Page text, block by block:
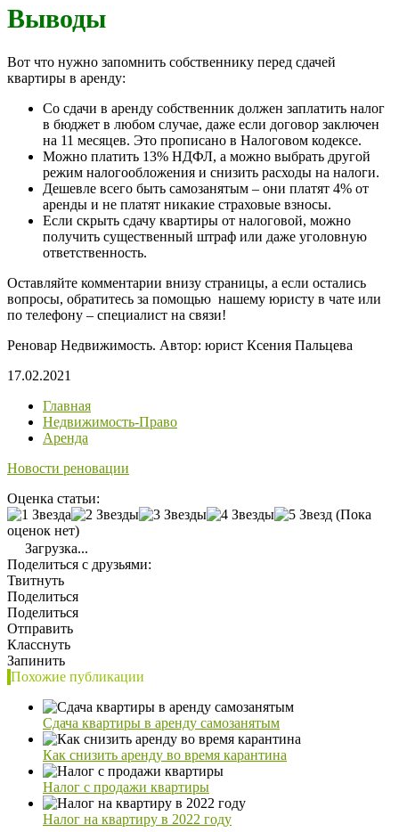
Выводы
Вот что нужно запомнить собственнику перед сдачей
квартиры в аренду:
Со сдачи в аренду собственник должен заплатить налог
в бюджет в любом случае, даже если договор заключен
на 11 месяцев. Это прописано в Налоговом кодексе.
Можно платить 13% НДФЛ, а можно выбрать другой
режим налогообложения и снизить расходы на налоги.
Дешевле всего быть самозанятым – они платят 4% от
аренды и не платят никакие страховые взносы.
Если скрыть сдачу квартиры от налоговой, можно
получить существенный штраф или даже уголовную
ответственность.
Оставляйте комментарии внизу страницы, а если остались
вопросы, обратитесь за помощью нашему юристу в чате или
по телефону – специалист на связи!
Реновар Недвижимость. Автор: юрист Ксения Пальцева
17.02.2021
Главная
Недвижимость-Право
Аренда
Новости реновации
Оценка статьи:
(Пока
оценок нет)
Загрузка...
Поделиться с друзьями:
Твитнуть
Поделиться
Поделиться
Отправить
Класснуть
Запинить
Похожие публикации
Сдача квартиры в аренду самозанятым
Как снизить аренду во время карантина
Налог с продажи квартиры
Налог на квартиру в 2022 году